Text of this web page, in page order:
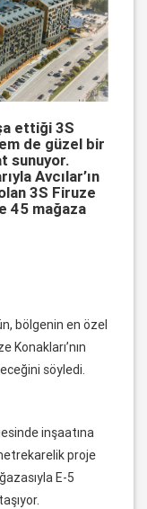
ettiği 3S
de güzel bir
sunuyor.
Avcılar’ın
3S Firuze
45 mağaza
bölgenin en özel
Konakları’nın
söyledi.
inşaatına
proje
E-5